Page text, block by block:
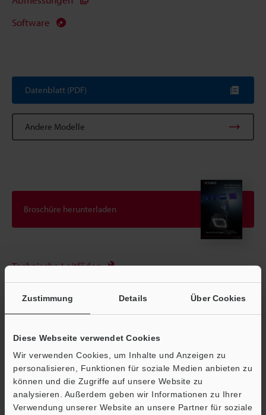
Zustimmung Details Über Cookies
Diese Webseite verwendet Cookies
Wir verwenden Cookies, um Inhalte und Anzeigen zu
personalisieren, Funktionen für soziale Medien anbieten zu
können und die Zugriffe auf unsere Website zu
analysieren. Außerdem geben wir Informationen zu Ihrer
Verwendung unserer Website an unsere Partner für soziale
Software
Datenblatt (PDF)
Andere Modelle
Broschüre herunterladen
Technische Leitfäden
CAD / CAE
Handbücher
Software
Fragen
Terminwunsch